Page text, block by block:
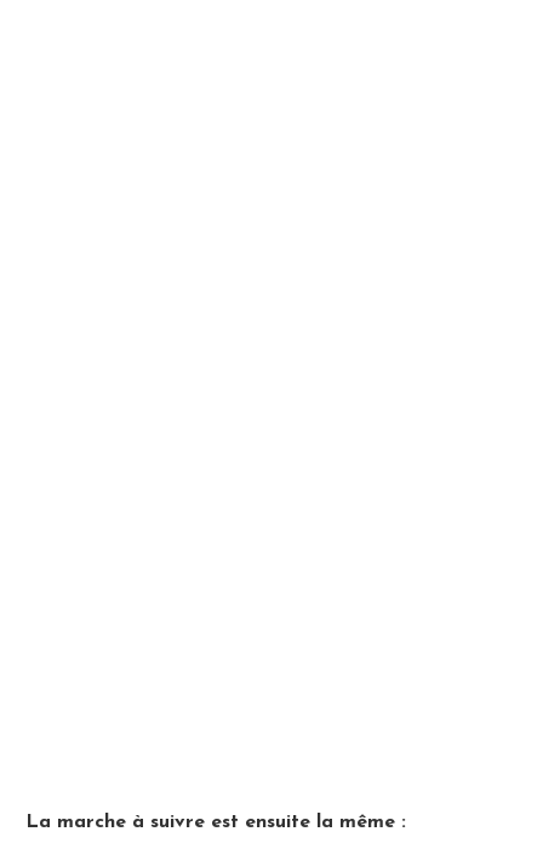
La marche à suivre est ensuite la même :